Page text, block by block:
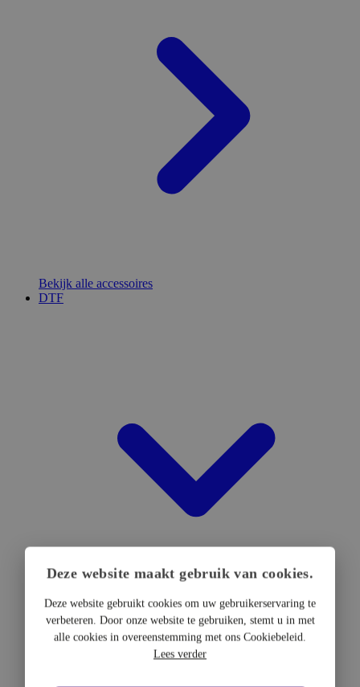
Bekijk alle accessoires
DTF
DTF Hardware
DTF Printers
Deze website maakt gebruik van cookies.
Deze website gebruikt cookies om uw gebruikerservaring te
verbeteren. Door onze website te gebruiken, stemt u in met
alle cookies in overeenstemming met ons Cookiebeleid.
Lees verder